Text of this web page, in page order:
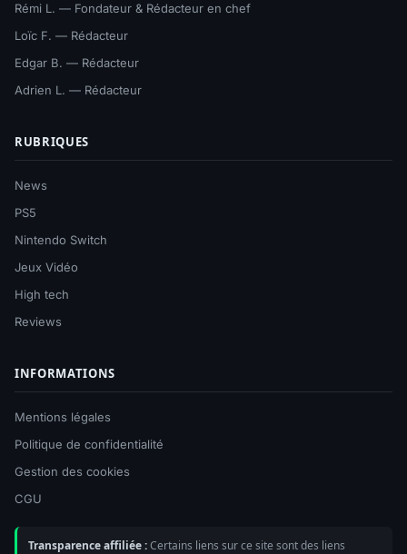
Rémi L. — Fondateur & Rédacteur en chef
Loïc F. — Rédacteur
Edgar B. — Rédacteur
Adrien L. — Rédacteur
RUBRIQUES
News
PS5
Nintendo Switch
Jeux Vidéo
High tech
Reviews
INFORMATIONS
Mentions légales
Politique de confidentialité
Gestion des cookies
CGU
Transparence affiliée :Certains liens sur ce site sont des liens